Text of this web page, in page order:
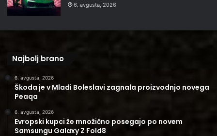
6. avgusta, 2026
Najbolj brano
6. avgusta, 2026
Škoda je v Mladi Boleslavi zagnala proizvodnjo novega
Peaqa
6. avgusta, 2026
Evropski kupci že množično posegajo po novem
Samsungu Galaxy Z Fold8